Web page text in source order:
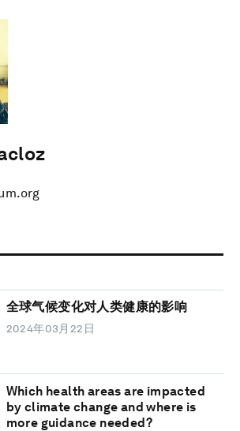
全球气候变化对人类健康的影响
2024年03月22日
Which health areas are impacted
by climate change and where is
more guidance needed?